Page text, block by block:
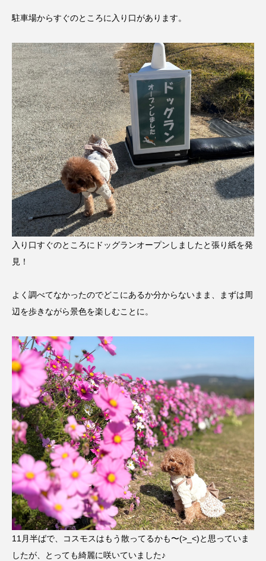
駐車場からすぐのところに入り口があります。
入り口すぐのところにドッグランオープンしましたと張り紙を発
見！
よく調べてなかったのでどこにあるか分からないまま、まずは周
辺を歩きながら景色を楽しむことに。
11月半ばで、コスモスはもう散ってるかも〜(>_<)と思っていま
したが、とっても綺麗に咲いていました♪